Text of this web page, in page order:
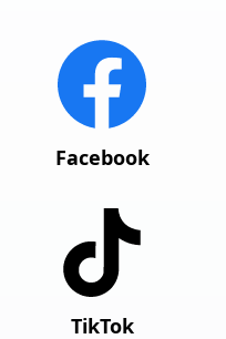
Facebook
TikTok